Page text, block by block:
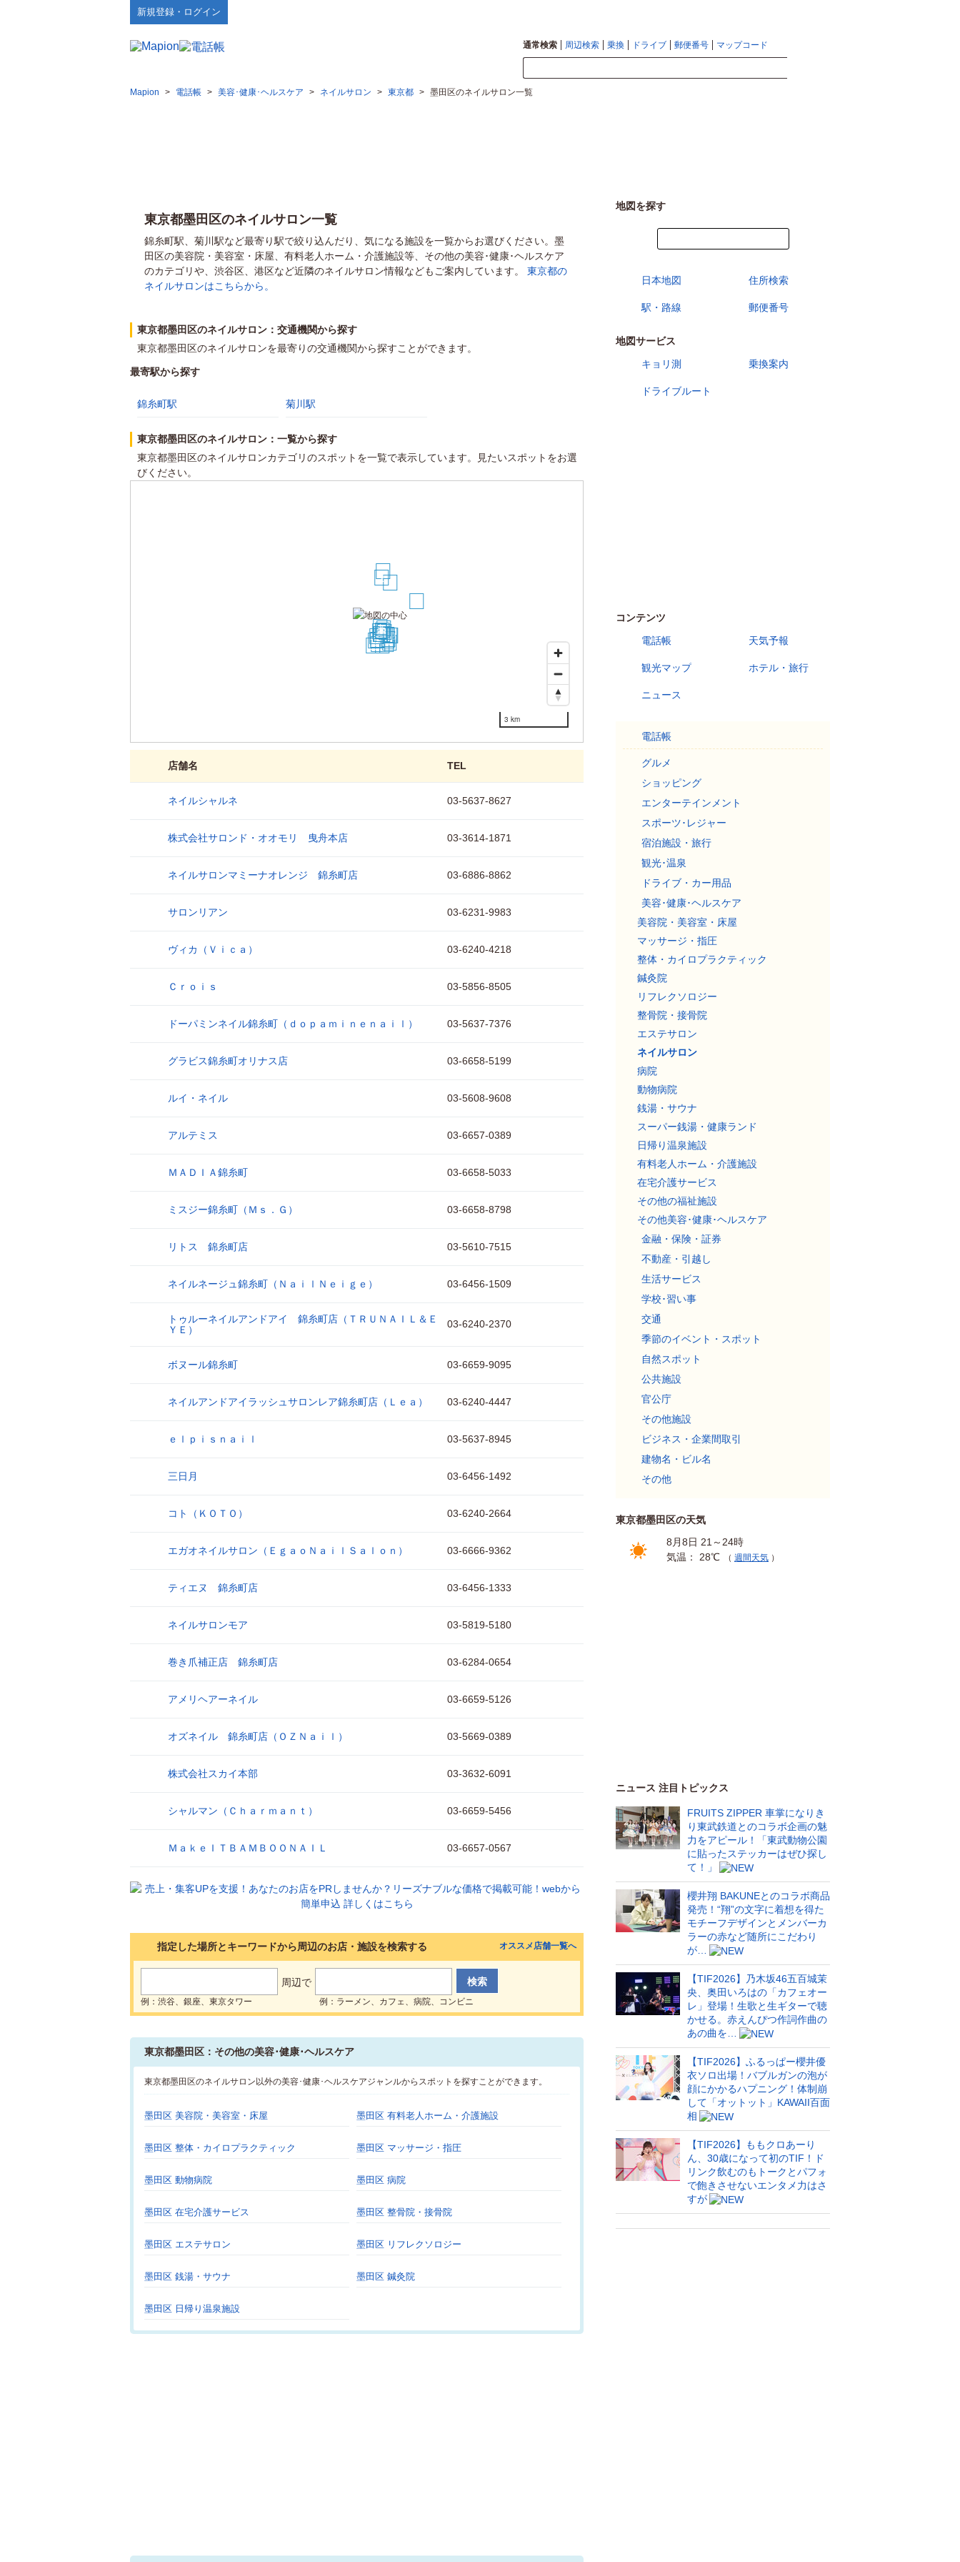
新規登録・ログイン
通常検索 周辺検索 乗換 ドライブ 郵便番号 マップコード
Mapion > 電話帳 > 美容･健康･ヘルスケア > ネイルサロン > 東京都 > 墨田区のネイルサロン一覧
東京都墨田区のネイルサロン一覧
錦糸町駅、菊川駅など最寄り駅で絞り込んだり、気になる施設を一覧からお選びください。墨
田区の美容院・美容室・床屋、有料老人ホーム・介護施設等、その他の美容･健康･ヘルスケア
のカテゴリや、渋谷区、港区など近隣のネイルサロン情報などもご案内しています。 東京都の
ネイルサロンはこちらから。
東京都墨田区のネイルサロン：交通機関から探す
東京都墨田区のネイルサロンを最寄りの交通機関から探すことができます。
最寄駅から探す
錦糸町駅 菊川駅
東京都墨田区のネイルサロン：一覧から探す
東京都墨田区のネイルサロンカテゴリのスポットを一覧で表示しています。見たいスポットをお選
びください。
1
2
3
4
5
6
7
89
10
11
12
13
14
15
1617
18
19
2021
22
23
24
25
2627
28
3 km
店舗名 TEL
ネイルシャルネ 03-5637-8627
株式会社サロンド・オオモリ 曳舟本店 03-3614-1871
ネイルサロンマミーナオレンジ 錦糸町店 03-6886-8862
サロンリアン 03-6231-9983
ヴィカ（Ｖｉｃａ） 03-6240-4218
Ｃｒｏｉｓ 03-5856-8505
ドーパミンネイル錦糸町（ｄｏｐａｍｉｎｅｎａｉｌ） 03-5637-7376
グラビス錦糸町オリナス店 03-6658-5199
ルイ・ネイル 03-5608-9608
アルテミス 03-6657-0389
ＭＡＤＩＡ錦糸町 03-6658-5033
ミスジー錦糸町（Ｍｓ．Ｇ） 03-6658-8798
リトス 錦糸町店 03-5610-7515
ネイルネージュ錦糸町（ＮａｉｌＮｅｉｇｅ） 03-6456-1509
トゥルーネイルアンドアイ 錦糸町店（ＴＲＵＮＡＩＬ＆Ｅ
ＹＥ）
03-6240-2370
ボヌール錦糸町 03-6659-9095
ネイルアンドアイラッシュサロンレア錦糸町店（Ｌｅａ） 03-6240-4447
ｅｌｐｉｓｎａｉｌ 03-5637-8945
三日月 03-6456-1492
コト（ＫＯＴＯ） 03-6240-2664
エガオネイルサロン（ＥｇａｏＮａｉｌＳａｌｏｎ） 03-6666-9362
ティエヌ 錦糸町店 03-6456-1333
ネイルサロンモア 03-5819-5180
巻き爪補正店 錦糸町店 03-6284-0654
アメリヘアーネイル 03-6659-5126
オズネイル 錦糸町店（ＯＺＮａｉｌ） 03-5669-0389
株式会社スカイ本部 03-3632-6091
シャルマン（Ｃｈａｒｍａｎｔ） 03-6659-5456
ＭａｋｅＩＴＢＡＭＢＯＯＮＡＩＬ 03-6657-0567
指定した場所とキーワードから周辺のお店・施設を検索する
周辺で
例：渋谷、銀座、東京タワー 例：ラーメン、カフェ、病院、コンビニ
オススメ店舗一覧へ
東京都墨田区：その他の美容･健康･ヘルスケア
東京都墨田区のネイルサロン以外の美容･健康･ヘルスケアジャンルからスポットを探すことができます。
墨田区 美容院・美容室・床屋 墨田区 有料老人ホーム・介護施設
墨田区 整体・カイロプラクティック 墨田区 マッサージ・指圧
墨田区 動物病院 墨田区 病院
墨田区 在宅介護サービス 墨田区 整骨院・接骨院
墨田区 エステサロン 墨田区 リフレクソロジー
墨田区 銭湯・サウナ 墨田区 鍼灸院
墨田区 日帰り温泉施設
地図を探す
日本地図 住所検索
駅・路線 郵便番号
地図サービス
キョリ測
乗換案内
ドライブルート
コンテンツ
電話帳
天気予報
観光マップ ホテル・旅行
ニュース
電話帳
グルメ
ショッピング
エンターテインメント
スポーツ･レジャー
宿泊施設・旅行
観光･温泉
ドライブ・カー用品
美容･健康･ヘルスケア
美容院・美容室・床屋
マッサージ・指圧
整体・カイロプラクティック
鍼灸院
リフレクソロジー
整骨院・接骨院
エステサロン
ネイルサロン
病院
動物病院
銭湯・サウナ
スーパー銭湯・健康ランド
日帰り温泉施設
有料老人ホーム・介護施設
在宅介護サービス
その他の福祉施設
その他美容･健康･ヘルスケア
金融・保険・証券
不動産・引越し
生活サービス
学校･習い事
交通
季節のイベント・スポット
自然スポット
公共施設
官公庁
その他施設
ビジネス・企業間取引
建物名・ビル名
その他
東京都墨田区の天気
8月8日 21～24時
気温： 28℃
（ 週間天気 ）
ニュース 注目トピックス
FRUITS ZIPPER 車掌になりき
り東武鉄道とのコラボ企画の魅
力をアピール！「東武動物公園
に貼ったステッカーはぜひ探し
て！」
櫻井翔 BAKUNEとのコラボ商品
発売！“翔”の文字に着想を得た
モチーフデザインとメンバーカ
ラーの赤など随所にこだわり
が…
【TIF2026】乃木坂46五百城茉
央、奥田いろはの「カフェオー
レ」登場！生歌と生ギターで聴
かせる。赤えんぴつ作詞作曲の
あの曲を…
【TIF2026】ふるっぱー櫻井優
衣ソロ出場！バブルガンの泡が
顔にかかるハプニング！体制崩
して「オットット」KAWAII百面
相
【TIF2026】ももクロあーり
ん、30歳になって初のTIF！ド
リンク飲むのもトークとパフォ
で飽きさせないエンタメ力はさ
すが